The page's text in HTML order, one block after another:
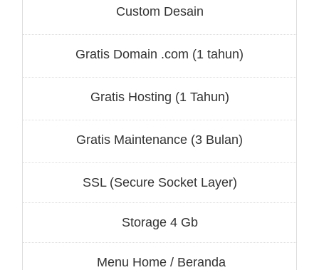
Custom Desain
Gratis Domain .com (1 tahun)
Gratis Hosting (1 Tahun)
Gratis Maintenance (3 Bulan)
SSL (Secure Socket Layer)
Storage 4 Gb
Menu Home / Beranda